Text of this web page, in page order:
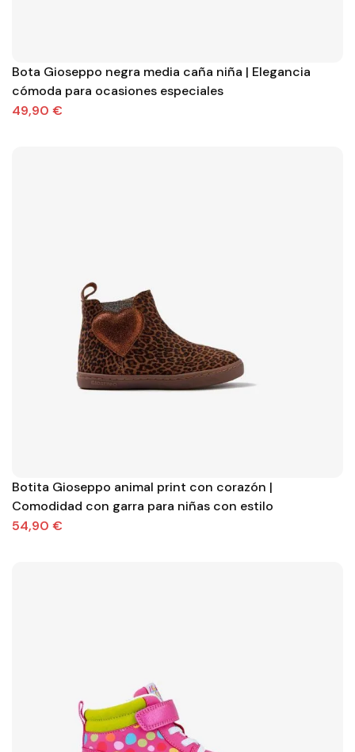
Bota Gioseppo negra media caña niña | Elegancia
cómoda para ocasiones especiales
49,90 €
Botita Gioseppo animal print con corazón |
Comodidad con garra para niñas con estilo
54,90 €